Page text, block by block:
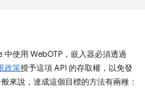
中使用 WebOTP，嵌入器必須透過
政策授予這項 API 的存取權，以免發
來說，達成這個目標的方法有兩種：